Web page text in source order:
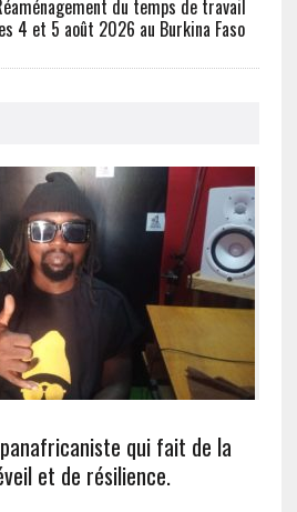
du temps de travail
4 et 5 août 2026 au Burkina Faso
qui fait de la
et de résilience.